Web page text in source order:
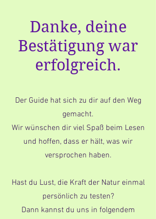
Danke, deine
Bestätigung war
erfolgreich.
Der Guide hat sich zu dir auf den Weg
gemacht.
Wir wünschen dir viel Spaß beim Lesen
und hoffen, dass er hält, was wir
versprochen haben.
Hast du Lust, die Kraft der Natur einmal
persönlich zu testen?
Dann kannst du uns in folgendem